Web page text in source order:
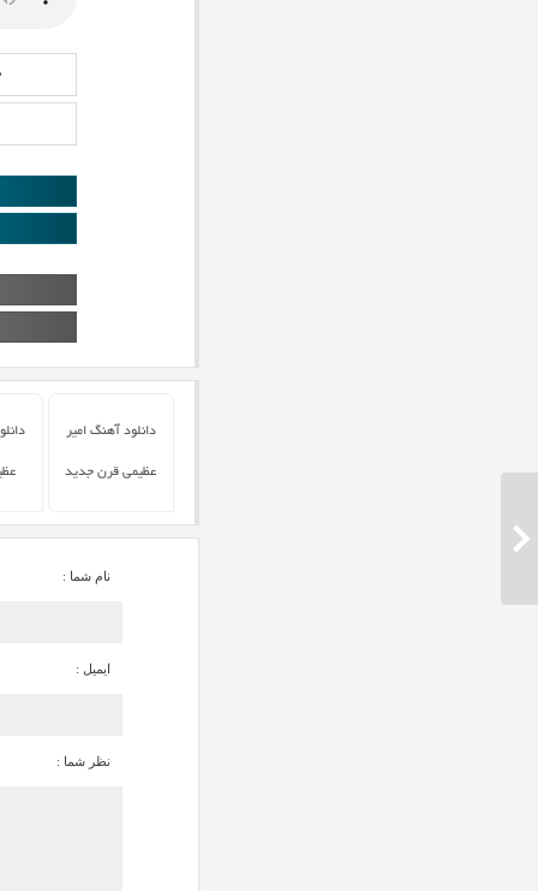
دانلود آهنگ امیر
عظیمی قرن جدید
نام شما :
ایمیل :
نظر شما :